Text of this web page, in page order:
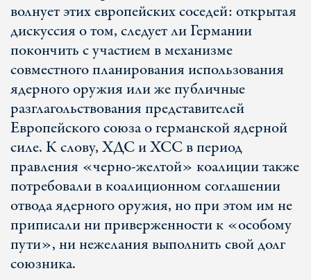
волнует этих европейских соседей: открытая
дискуссия о том, следует ли Германии
покончить с участием в механизме
совместного планирования использования
ядерного оружия или же публичные
разглагольствования представителей
Европейского союза о германской ядерной
силе. К слову, ХДС и ХСС в период
правления «черно-желтой» коалиции также
потребовали в коалиционном соглашении
отвода ядерного оружия, но при этом им не
приписали ни приверженности к «особому
пути», ни нежелания выполнить свой долг
союзника.